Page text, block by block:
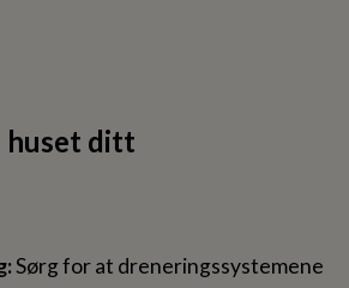
huset ditt
Sørg for at dreneringssystemene